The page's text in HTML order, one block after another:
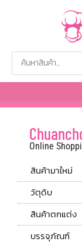
Online
สินค้ามาใหม่
วัตุดิบ
สินค้าตกแต่ง
บรรจุภัณฑ์